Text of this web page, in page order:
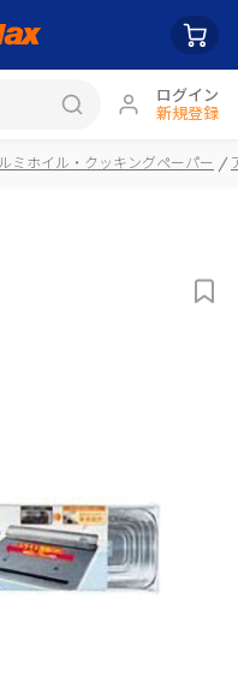
ログイン
新規登録
ミホイル・クッキングペーパー